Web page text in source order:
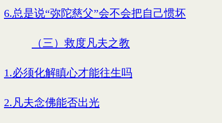
6.总是说“弥陀慈父”会不会把自己惯坏
（三）救度凡夫之教
1.必须化解瞋心才能往生吗
2.凡夫念佛能否出光